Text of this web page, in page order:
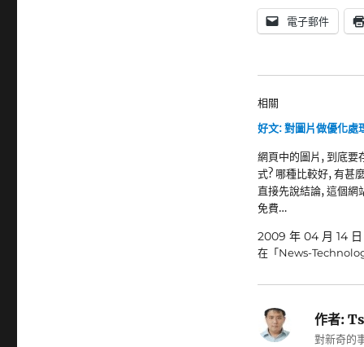
電子郵件
相關
好文: 對圖片做優化處
網頁中的圖片, 到底要
式? 哪種比較好, 有甚
直接先說結論, 這個網
免費…
2009 年 04 月 14 日
在「News-
作者:
對新奇的